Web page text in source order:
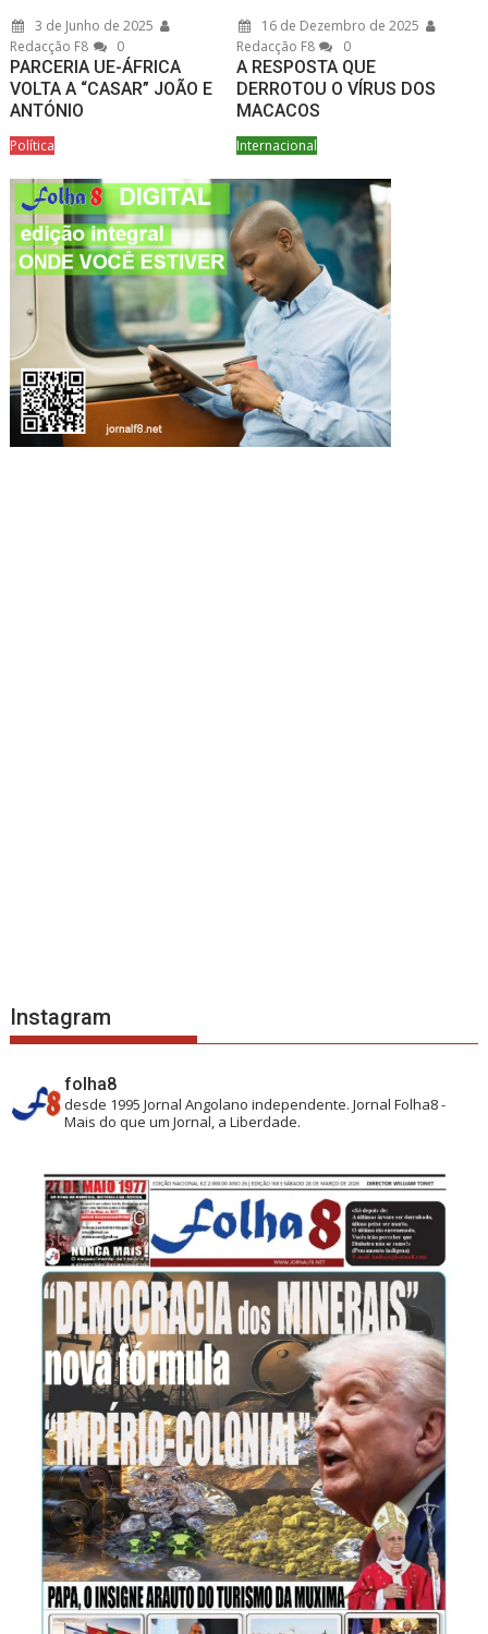
3 de Junho de 2025
Redacção F8
0
PARCERIA UE-ÁFRICA
VOLTA A “CASAR” JOÃO E
ANTÓNIO
Política
16 de Dezembro de 2025
Redacção F8
0
A RESPOSTA QUE
DERROTOU O VÍRUS DOS
MACACOS
Internacional
Instagram
folha8
desde 1995 Jornal Angolano independente.Jornal Folha8 -
Mais do que um Jornal, a Liberdade.